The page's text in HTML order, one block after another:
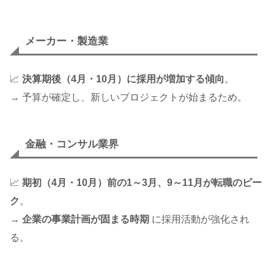
メーカー・製造業
📈 決算期後（4月・10月）に採用が増加する傾向 。
→ 予算が確定し、新しいプロジェクトが始まるため。
金融・コンサル業界
📈 期初（4月・10月）前の1～3月、9～11月が転職のピー
ク 。
→ 企業の事業計画が固まる時期 に採用活動が強化され
る。